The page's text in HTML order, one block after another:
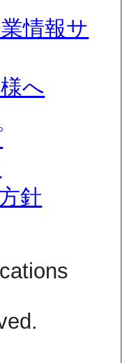
情報サ
へ
針